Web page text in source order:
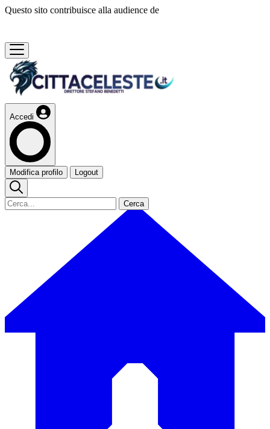
Questo sito contribuisce alla audience de
Accedi
Modifica profilo Logout
Cerca